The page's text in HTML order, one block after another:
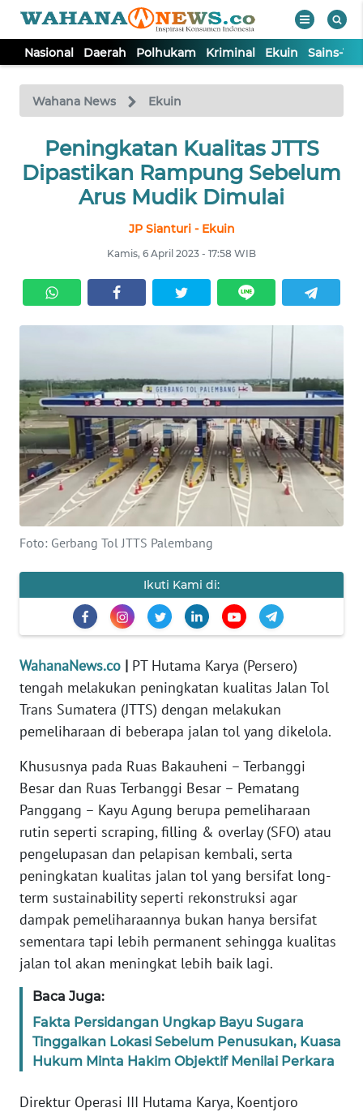
Nasional Daerah Polhukam Kriminal Ekuin Sains-
Wahana News Ekuin
Peningkatan Kualitas JTTS
Dipastikan Rampung Sebelum
Arus Mudik Dimulai
JP Sianturi - Ekuin
Kamis, 6 April 2023 - 17:58 WIB
Foto: Gerbang Tol JTTS Palembang
Ikuti Kami di:
WahanaNews.co | PT Hutama Karya (Persero)
tengah melakukan peningkatan kualitas Jalan Tol
Trans Sumatera (JTTS) dengan melakukan
pemeliharaan di beberapa jalan tol yang dikelola.
Khususnya pada Ruas Bakauheni – Terbanggi
Besar dan Ruas Terbanggi Besar – Pematang
Panggang – Kayu Agung berupa pemeliharaan
rutin seperti scraping, filling & overlay (SFO) atau
pengelupasan dan pelapisan kembali, serta
peningkatan kualitas jalan tol yang bersifat long-
term sustainability seperti rekonstruksi agar
dampak pemeliharaannya bukan hanya bersifat
sementara tapi lebih permanent sehingga kualitas
jalan tol akan meningkat lebih baik lagi.
Baca Juga:
Fakta Persidangan Ungkap Bayu Sugara
Tinggalkan Lokasi Sebelum Penusukan, Kuasa
Hukum Minta Hakim Objektif Menilai Perkara
Direktur Operasi III Hutama Karya, Koentjoro
TV
Tutup
NASIONAL
KRIMINAL
EKUIN
KESEHATAN
INTERNASIONAL
SERBA-SERBI
PENDIDIKAN
OLAHRAGA
EDITORIAL
Informasi
INDEKS
BERITA
KONTAK
IKLAN
TENTANG
KAMI
MEDIA
SIBER